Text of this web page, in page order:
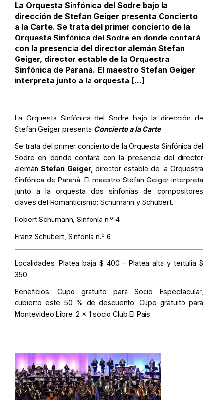
La Orquesta Sinfónica del Sodre bajo la
dirección de Stefan Geiger presenta Concierto
a la Carte. Se trata del primer concierto de la
Orquesta Sinfónica del Sodre en donde contará
con la presencia del director alemán Stefan
Geiger, director estable de la Orquestra
Sinfónica de Paraná. El maestro Stefan Geiger
interpreta junto a la orquesta [...]
La Orquesta Sinfónica del Sodre bajo la dirección de
Stefan Geiger presenta Concierto a la Carte.
Se trata del primer concierto de la Orquesta Sinfónica del
Sodre en donde contará con la presencia del director
alemánStefan Geiger, director estable de la Orquestra
Sinfónica de Paraná. El maestro Stefan Geiger interpreta
junto a la orquesta dos sinfonías de compositores
claves del Romanticismo: Schumann y Schubert.
Robert Schumann, Sinfonía n.o 4
Franz Schubert, Sinfonía n.o 6
Localidades: Platea baja $ 400 – Platea alta y tertulia $
350
Beneficios: Cupo gratuito para Socio Espectacular,
cubierto este 50 % de descuento. Cupo gratuito para
Montevideo Libre. 2 x 1 socio Club El País